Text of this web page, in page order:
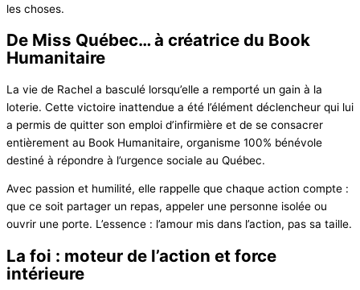
les choses.
De Miss Québec… à créatrice du Book
Humanitaire
La vie de Rachel a basculé lorsqu’elle a remporté un gain à la
loterie. Cette victoire inattendue a été l’élément déclencheur qui lui
a permis de quitter son emploi d’infirmière et de se consacrer
entièrement au Book Humanitaire, organisme 100% bénévole
destiné à répondre à l’urgence sociale au Québec.
Avec passion et humilité, elle rappelle que chaque action compte :
que ce soit partager un repas, appeler une personne isolée ou
ouvrir une porte. L’essence : l’amour mis dans l’action, pas sa taille.
La foi : moteur de l’action et force
intérieure